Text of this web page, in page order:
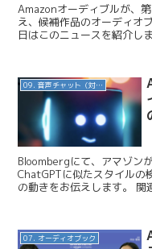
Amazonオーディブルが、
え、候補作品のオーディオ
日はこのニュースを紹介し
09. 音声チャット（対話AI）
Bloombergにて、アマゾン
ChatGPTに似たスタイルの
の動きをお伝えします。
07. オーディオブック